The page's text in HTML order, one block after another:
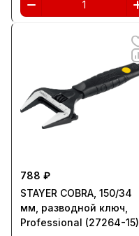
788 ₽
STAYER COBRA, 150/34
мм, разводной ключ,
Professional (27264-15)